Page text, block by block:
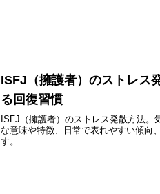
ISFJ（擁護者）のストレス
る回復習慣
ISFJ（擁護者）のストレス発散方法。
な意味や特徴、日常で表れやすい傾向
す。